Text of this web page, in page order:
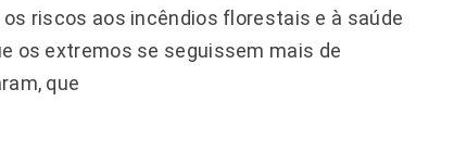
riscos aos incêndios florestais e à saúde
os extremos se seguissem mais de
que